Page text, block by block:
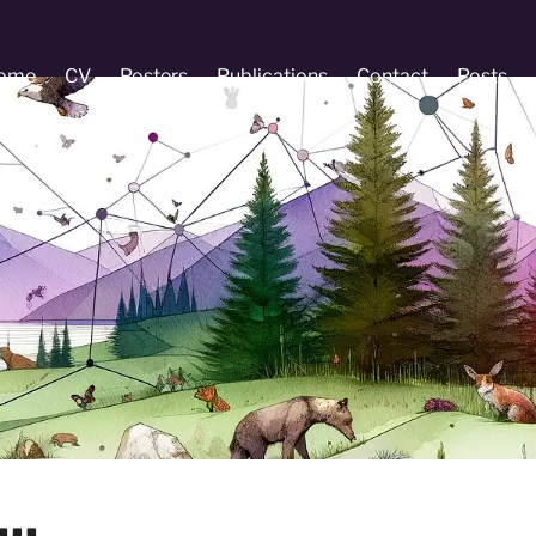
CV Posters Publications Contact Posts